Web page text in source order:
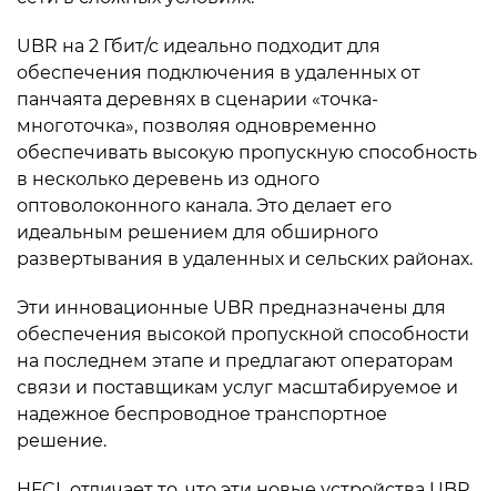
UBR на 2 Гбит/с идеально подходит для
обеспечения подключения в удаленных от
панчаята деревнях в сценарии «точка-
многоточка», позволяя одновременно
обеспечивать высокую пропускную способность
в несколько деревень из одного
оптоволоконного канала. Это делает его
идеальным решением для обширного
развертывания в удаленных и сельских районах.
Эти инновационные UBR предназначены для
обеспечения высокой пропускной способности
на последнем этапе и предлагают операторам
связи и поставщикам услуг масштабируемое и
надежное беспроводное транспортное
решение.